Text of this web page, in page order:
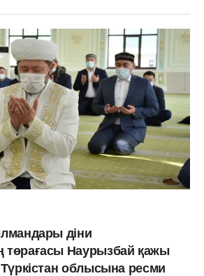
діни
төрағасы Наурызбай қажы
облысына ресми